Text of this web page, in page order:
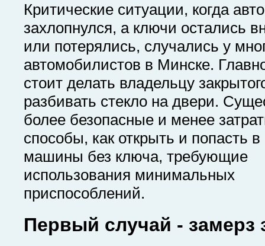
Критические ситуации, когда
захлопнулся, а ключи остались
или потерялись, случались у
автомобилистов в Минске.
стоит делать владельцу
разбивать стекло на двери.
более безопасные и менее
способы, как открыть и попасть
машины без ключа, требующие
использования минимальных
приспособлений.
Первый случай - замерз